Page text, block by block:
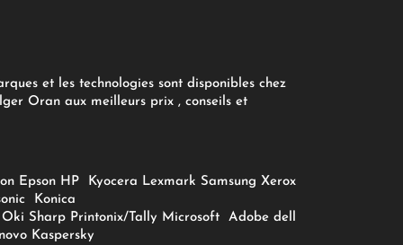
et les technologies sont disponibles chez
Oran aux meilleurs prix , conseils et
Epson HP Kyocera Lexmark Samsung Xerox
Konica
Oki Sharp Printonix/Tally Microsoft Adobe dell
Kaspersky